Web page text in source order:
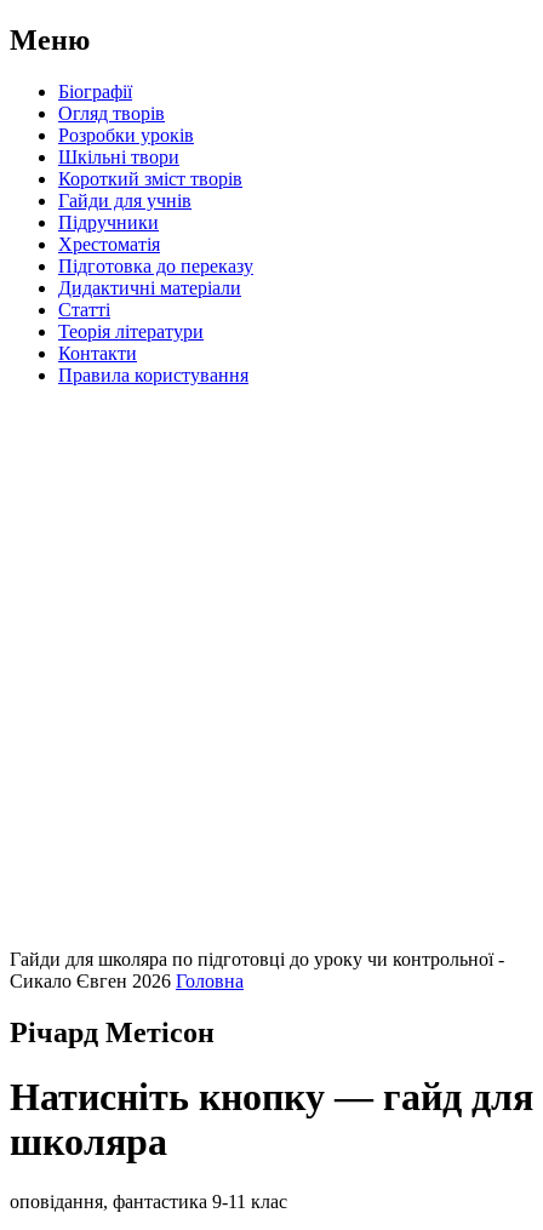
Меню
Біографії
Огляд творів
Розробки уроків
Шкільні твори
Короткий зміст творів
Гайди для учнів
Підручники
Хрестоматія
Підготовка до переказу
Дидактичні матеріали
Статті
Теорія літератури
Контакти
Правила користування
Гайди для школяра по підготовці до уроку чи контрольної -
Сикало Євген 2026 Головна
Річард Метісон
Натисніть кнопку — гайд для
школяра
оповідання, фантастика 9-11 клас